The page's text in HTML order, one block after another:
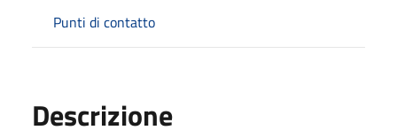
Punti di contatto
Descrizione